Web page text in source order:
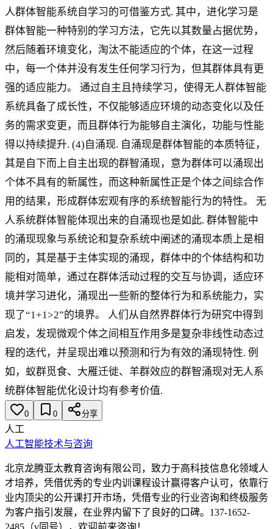
人群体智能系统自学习的可借鉴方式. 其中，进化学习是
群体智能一种特别的学习方法，它先以其数量占据优势，
然后随着环境变化，淘汰不能适应的个体，在这一过程
中，每一个体并没有发生任何学习行为，但其群体具有更
强的适应能力。 通过自主且持续学习，使得无人群体智能
系统具备了成长性，不仅能够适应环境的动态变化以及任
务的需求变更，而且群体行为能够自主演化，功能与性能
得以持续提升. (4)自涌现. 自涌现是群体智能的本质特征，
其是自下而上自主出现的群智涌现，意为群体可以涌现出
个体不具有的新属性，而这种新属性正是个体之间综合作
用的结果，形成群体宏观有序的系统智能行为的特性。 无
人系统群体智能体现出来的自涌现也是如此. 群体智能中
的涌现现象与系统论和复杂系统中阐述的涌现本质上是相
同的，其是基于主体实现的涌现，群体中的个体结构和功
能相对简单，通过在群体活动过程的交互与协调，适应环
境并学习进化，涌现出一些新的整体行为和系统能力，实
现了“1+1>2”的境界。 人们从自然界群体行为研究中得到
启发，发现微观个体之间相互作用多是复杂非线性动态过
程的迭代，并呈现出难以预测和行为有效的涌现特性. 例
如，蚁群觅食、大雁迁徙、羊群效应的群智涌现对无人系
统群体智能优化设计均有参考价值.
0 0 分享
人工
人工智能技术与咨询
北京龙腾亚太教育咨询有限公司，致力于高科技信息化领域人
才培养，凭借优秀的专业内训课程设计赢得客户认可，依靠行
业内顶尖的公开课打开市场，凭借专业的行业咨询和终极服务
为客户指引发展，在业界内留下了良好的口碑。137-1652-
2485（v同号），欢迎前来咨询！